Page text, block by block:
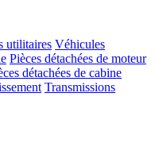
utilitaires Véhicules
Pièces détachées de moteur
détachées de cabine
Transmissions